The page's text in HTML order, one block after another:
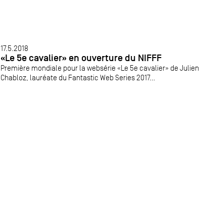
17.5.2018
«Le 5e cavalier» en ouverture du NIFFF
Première mondiale pour la websérie «Le 5e cavalier» de
Chabloz, lauréate du Fantastic Web Series 2017...